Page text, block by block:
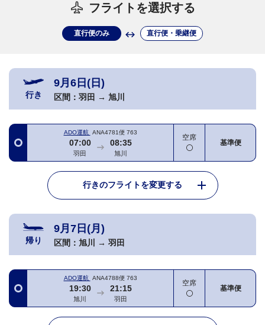
フライトを選択する
直行便のみ 直行便・乗継便
行き
9月6日(日)
区間： 羽田 → 旭川
ADO運航 ANA4781便 763
07:00
羽田
08:35
旭川
空席
基準便
行きのフライトを変更する
帰り
9月7日(月)
区間： 旭川 → 羽田
ADO運航 ANA4788便 763
19:30
旭川
21:15
羽田
空席
基準便